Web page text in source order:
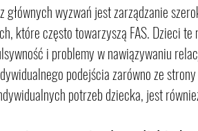
głównych wyzwań jest zarządzanie
które często towarzyszą FAS. Dzieci
i problemy w nawiązywaniu
podejścia zarówno ze
potrzeb dziecka, jest